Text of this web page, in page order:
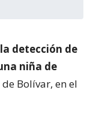
detección de
niña de
Bolívar, en el